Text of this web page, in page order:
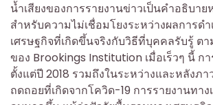
น้ำเสียงของการรายงานข่าวเป็นคำอธิบาย
สำหรับความไม่เชื่อมโยงระหว่างผลการด
เศรษฐกิจที่เกิดขึ้นจริงกับวิธีที่บุคคลรับรู้ ตา
ของ Brookings Institution เมื่อเร็วๆ นี้ ก
ตั้งแต่ปี 2018 รวมถึงในระหว่างและหลังภา
ถดถอยที่เกิดจากโควิด-19 การรายงานทา